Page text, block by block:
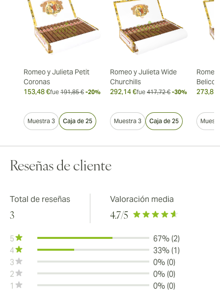
Romeo y Julieta Petit
Coronas
153,48 €fue 191,85 € -20%
Muestra 3 Caja de 25
Romeo y Julieta Wide
Churchills
292,14 €fue 417,72 € -30%
Muestra 3 Caja de 25
273,83
Reseñas de cliente
Total de reseñas
3
Valoración media
4.7/5
5
67% (2)
4
33% (1)
3
0% (0)
2
0% (0)
1
0% (0)